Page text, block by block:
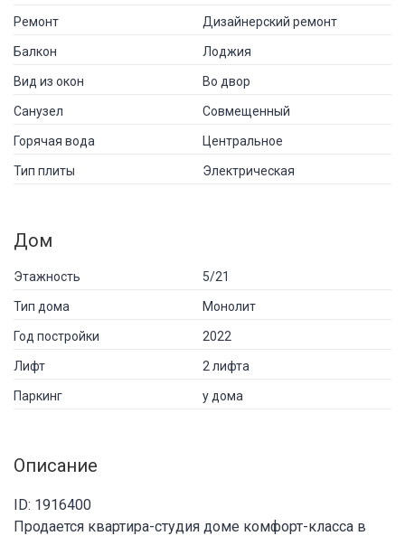
Ремонт Дизайнерский ремонт
Балкон Лоджия
Вид из окон Во двор
Санузел Совмещенный
Горячая вода Центральное
Тип плиты Электрическая
Дом
Этажность 5/21
Тип дома Монолит
Год постройки 2022
Лифт 2 лифта
Паркинг у дома
Описание
ID: 1916400
Продается квартира-студия доме комфорт-класса в